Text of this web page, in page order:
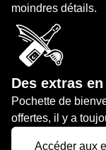
moindres détails.
Des extras
Pochette de
offertes, il y a
Accéder aux